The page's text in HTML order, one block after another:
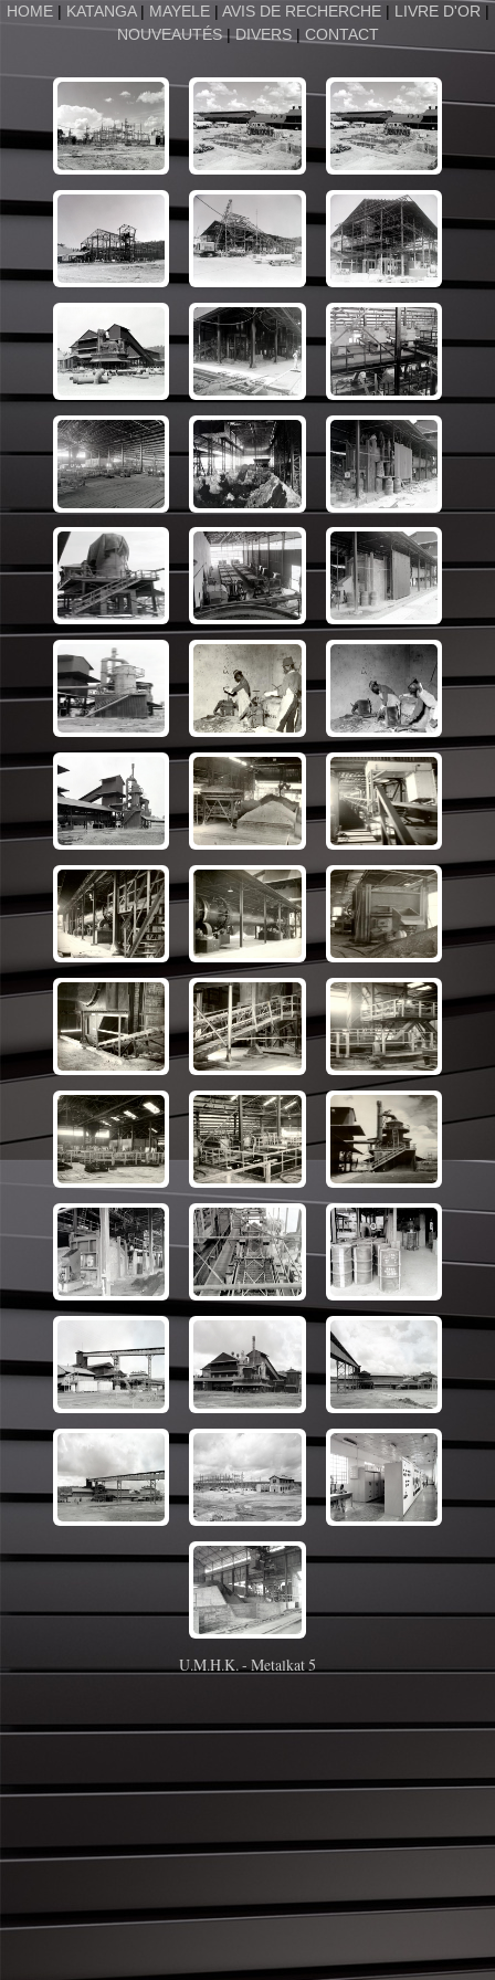
HOME | KATANGA| MAYELE| AVIS DE RECHERCHE| LIVRE D'OR |
NOUVEAUTÉS|DIVERS| CONTACT
U.M.H.K. - Metalkat 5